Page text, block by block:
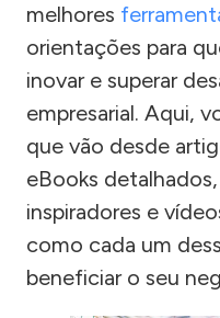
melhores
orientações para
inovar e superar
empresarial. Aqui,
que vão desde
eBooks
inspiradores e
como cada um
beneficiar o seu